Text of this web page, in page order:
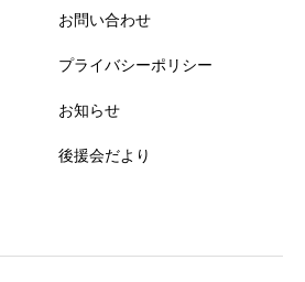
お問い合わせ
プライバシーポリシー
お知らせ
後援会だより